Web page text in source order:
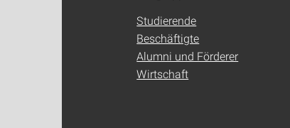
Studierende
Beschäftigte
Alumni und Förderer
Wirtschaft